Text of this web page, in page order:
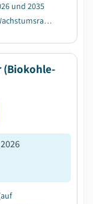
und 2035
(Biokohle-